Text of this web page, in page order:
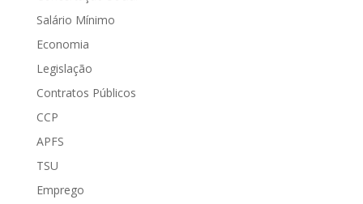
Salário Mínimo
Economia
Legislação
Contratos Públicos
CCP
APFS
TSU
Emprego